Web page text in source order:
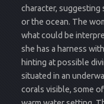
character, suggesting
or the ocean. The
what could be
she has a harness
hinting at possible
situated in an
corals visible, some